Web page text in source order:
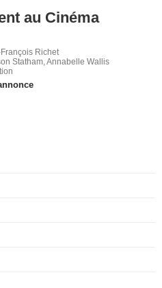
au Cinéma
Richet
Statham, Annabelle Wallis